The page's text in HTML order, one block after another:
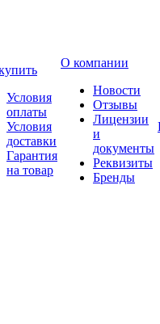
Условия
оплаты
Условия
доставки
Гарантия
на товар
О компании
Новости
Отзывы
Лицензии
и
документы
Реквизиты
Бренды